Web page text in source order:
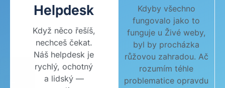
Helpdesk
Když něco řešíš,
nechceš čekat.
Náš helpdesk je
rychlý, ochotný
a lidský —
Kdyby všechno
fungovalo jako to
funguje u Živé weby,
byl by procházka
růžovou zahradou. Ač
rozumím téhle
problematice opravdu